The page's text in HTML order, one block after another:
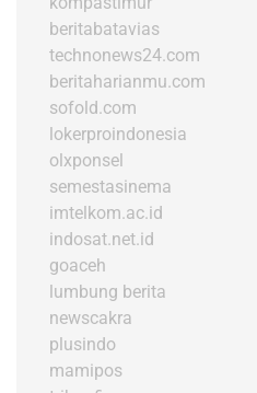
beritabatavias
technonews24.com
beritaharianmu.com
sofold.com
lokerproindonesia
olxponsel
semestasinema
imtelkom.ac.id
indosat.net.id
goaceh
lumbung berita
newscakra
plusindo
mamipos